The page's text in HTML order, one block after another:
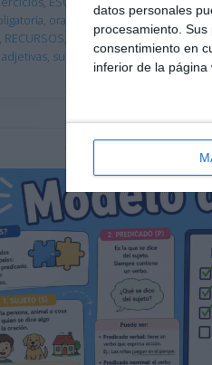
datos personales
procesamiento.
consentimiento en
inferior de la página
, oraciones compuestas,
, RECURSOS, recursos educativos,
, subordinadas adverbiales,